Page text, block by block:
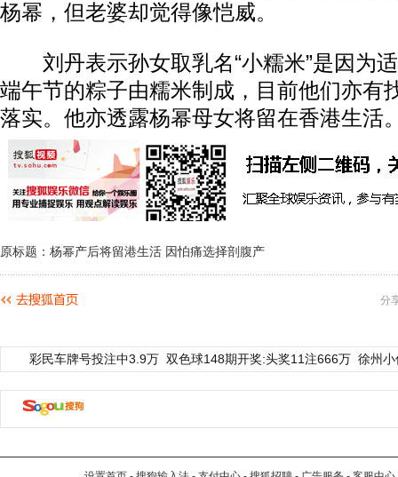
杨幂，但老婆却觉得像恺威。
刘丹表示孙女取乳名“小糯米”是因为
端午节的粽子由糯米制成，目前他们亦有
落实。他亦透露杨幂母女将留在香港生活
原标题：杨幂产后将留港生活 因怕痛选择剖腹产
分
彩民车牌号投注中3.9万 双色球148期开奖:头奖11注666万 徐州